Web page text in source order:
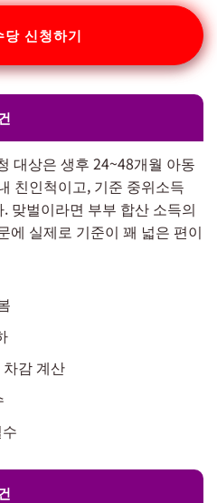
당 신청하기
대상은 생후 24~48개월 아동
친인척이고, 기준 중위소득
맞벌이라면 부부 합산 소득의
에 실제로 기준이 꽤 넓은 편이
감 계산